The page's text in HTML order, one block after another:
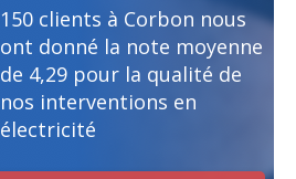
150 clients à Corbon nous
ont donné la note moyenne
de 4,29 pour la qualité de
nos interventions en
électricité